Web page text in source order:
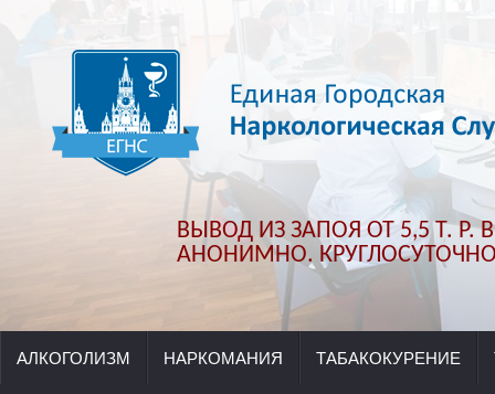
ВЫВОД ИЗ ЗАПОЯ ОТ 5,5 Т.
АНОНИМНО.
АЛКОГОЛИЗМ НАРКОМАНИЯ ТАБАКОКУРЕНИЕ